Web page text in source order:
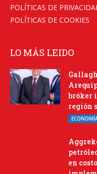
POLÍTICAS DE
POLÍTICAS DE COOKIES
LO MÁS LEIDO
bróker
región
en